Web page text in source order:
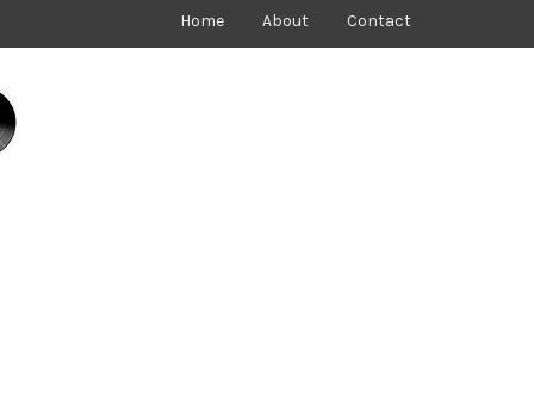
Home About Contact